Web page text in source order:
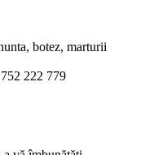
222 779